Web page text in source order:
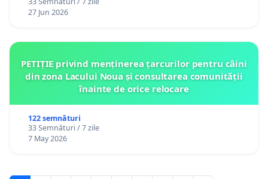
27 Jun 2026
PETIȚIE privind menținerea țarcurilor pentru câini
din zona Lacului Noua și consultarea comunității
înainte de orice relocare
122 semnături
33 Semnături / 7 zile
7 May 2026